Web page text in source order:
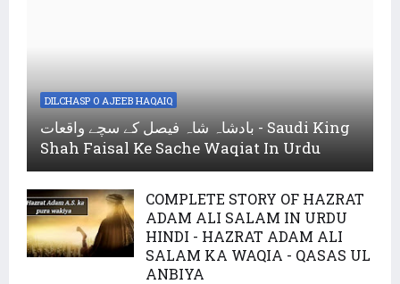
DILCHASP O AJEEB HAQAIQ
بادشاہ شاہ فیصل کے سچے واقعات - Saudi King
Shah Faisal Ke Sache Waqiat In Urdu
COMPLETE STORY OF HAZRAT
ADAM ALI SALAM IN URDU
HINDI - HAZRAT ADAM ALI
SALAM KA WAQIA - QASAS UL
ANBIYA